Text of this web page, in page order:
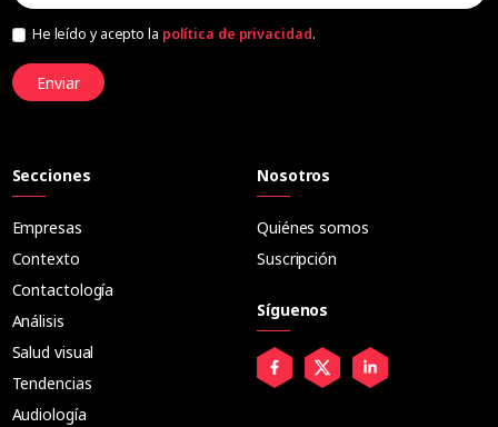
He leído y acepto la política de privacidad.
Enviar
Secciones
Empresas
Contexto
Contactología
Análisis
Salud visual
Tendencias
Audiología
Nosotros
Quiénes somos
Suscripción
Síguenos